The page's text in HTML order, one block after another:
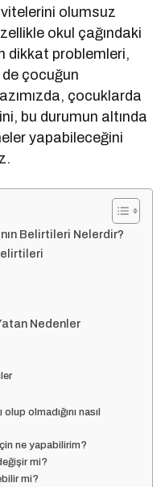
olumsuz
okul çağındaki
dikkat problemleri,
de çocuğun
çocuklarda
bu durumun altında
yapabileceğini
Belirtileri Nelerdir?
Nedenler
olmadığını nasıl
ne yapabilirim?
mi?
mi?